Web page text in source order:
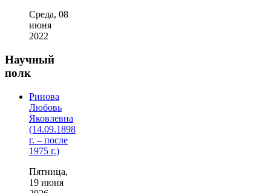
Среда, 08
июня
2022
Научный
полк
Ринова
Любовь
Яковлевна
(14.09.1898
г. – после
1975 г.)
Пятница,
19 июня